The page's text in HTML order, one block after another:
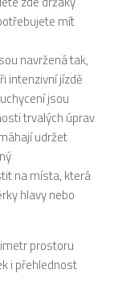
mít
navržená tak,
intenzivní jízdě
jsou
trvalých úprav
udržet
na místa, která
hlavy nebo
prostoru
i přehlednost